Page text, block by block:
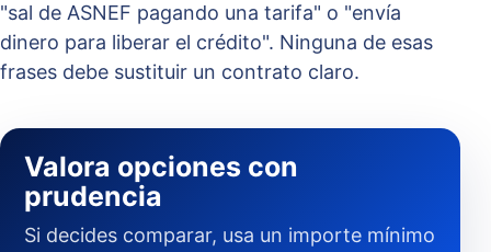
"sal de ASNEF pagando una tarifa" o "envía
dinero para liberar el crédito". Ninguna de esas
frases debe sustituir un contrato claro.
Valora opciones con
prudencia
Si decides comparar, usa un importe mínimo